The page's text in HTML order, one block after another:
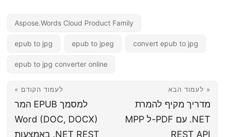
Aspose.Words Cloud Product Family
epub to jpg epub to jpeg convert epub to jpg
epub to jpg converter online
« לעמוד הקודם
המר EPUB למסמך
Word (DOC, DOCX)
באמצעות .NET REST
לעמוד הבא »
מדריך מקיף להמרת
MPP ל-PDF עם .NET
REST API